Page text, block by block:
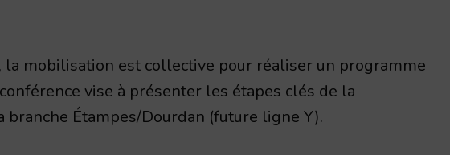
la mobilisation est collective pour réaliser un programme
vise à présenter les étapes clés de la
Étampes/Dourdan (future ligne Y).